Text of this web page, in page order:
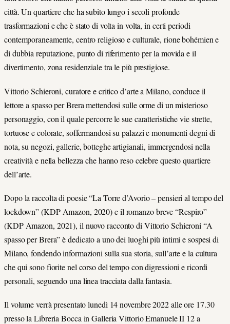
città. Un quartiere che ha subito lungo i secoli profonde
trasformazioni e che è stato di volta in volta, in certi periodi
contemporaneamente, centro religioso e culturale, rione bohémien e
di dubbia reputazione, punto di riferimento per la movida e il
divertimento, zona residenziale tra le più prestigiose.
Vittorio Schieroni, curatore e critico d’arte a Milano, conduce il
lettore a spasso per Brera mettendosi sulle orme di un misterioso
personaggio, con il quale percorre le sue caratteristiche vie strette,
tortuose e colorate, soffermandosi su palazzi e monumenti degni di
nota, su negozi, gallerie, botteghe artigianali, immergendosi nella
creatività e nella bellezza che hanno reso celebre questo quartiere
dell’arte.
Dopo la raccolta di poesie “La Torre d’Avorio – pensieri al tempo del
lockdown” (KDP Amazon, 2020) e il romanzo breve “Respiro”
(KDP Amazon, 2021), il nuovo racconto di Vittorio Schieroni “A
spasso per Brera” è dedicato a uno dei luoghi più intimi e sospesi di
Milano, fondendo informazioni sulla sua storia, sull’arte e la cultura
che qui sono fiorite nel corso del tempo con digressioni e ricordi
personali, seguendo una linea tracciata dalla fantasia.
Il volume verrà presentato lunedì 14 novembre 2022 alle ore 17.30
presso la Libreria Bocca in Galleria Vittorio Emanuele II 12 a